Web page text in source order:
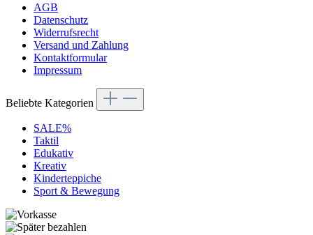
AGB
Datenschutz
Widerrufsrecht
Versand und Zahlung
Kontaktformular
Impressum
Beliebte Kategorien
SALE%
Taktil
Edukativ
Kreativ
Kinderteppiche
Sport & Bewegung